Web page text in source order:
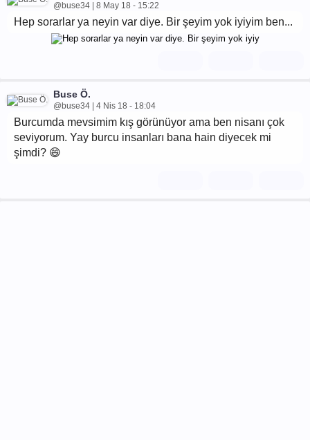
@buse34 | 8 May 18 - 15:22
Hep sorarlar ya neyin var diye. Bir şeyim yok iyiyim ben...
Buse Ö.
@buse34 | 4 Nis 18 - 18:04
Burcumda mevsimim kış görünüyor ama ben nisanı çok
seviyorum. Yay burcu insanları bana hain diyecek mi
şimdi? 😄